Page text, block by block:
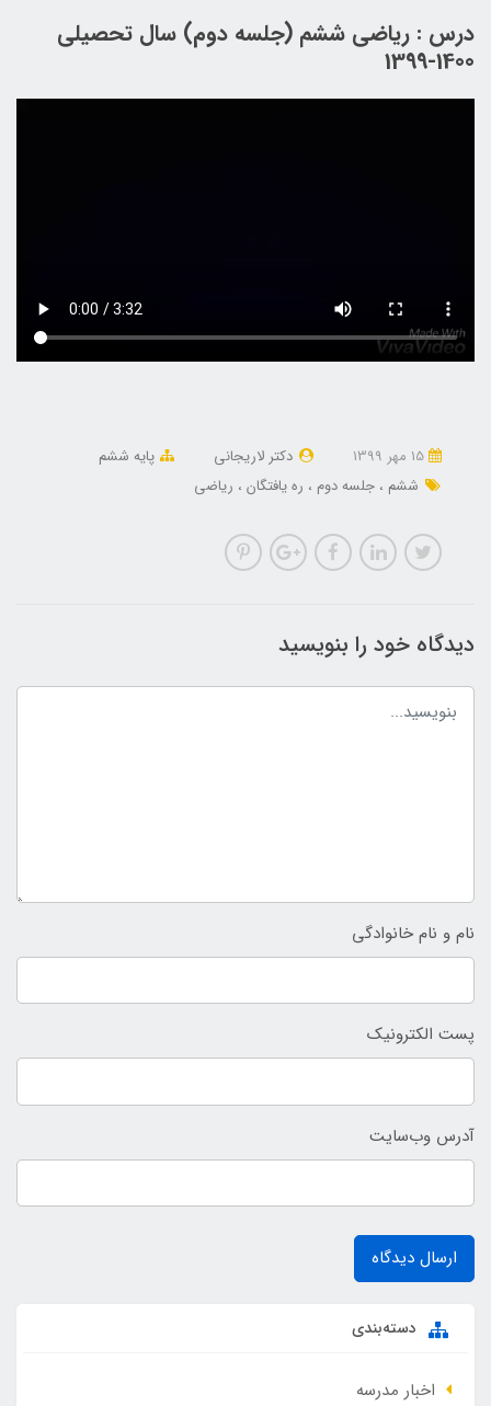
درس : ریاضی ششم (جلسه دوم) سال تحصیلی
1400-1399
دکتر لاریجانی
پایه ششم
ششم
جلسه دوم ره یافتگان ریاضی
دیدگاه خود را بنویسید
نام و نام خانوادگی
پست الکترونیک
آدرس وب‌سایت
ارسال دیدگاه
دسته‌بندی
اخبار مدرسه